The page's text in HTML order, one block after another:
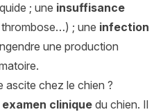
; une insuffisance
; une infection
une production
ascite chez le chien ?
examen clinique du chien. Il